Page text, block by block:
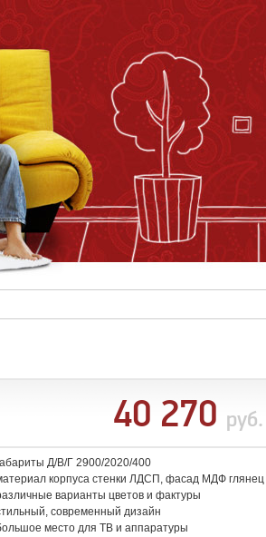
40 270 руб.
Д/В/Г 2900/2020/400
корпуса стенки ЛДСП, фасад МДФ глянец
варианты цветов и фактуры
современный дизайн
место для ТВ и аппаратуры